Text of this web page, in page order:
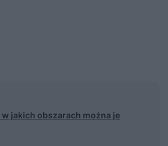
w jakich obszarach można je